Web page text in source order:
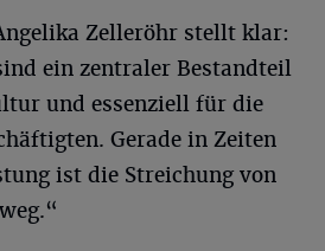
Zelleröhr stellt klar:
ein zentraler Bestandteil
und essenziell für die
Gerade in Zeiten
ist die Streichung von